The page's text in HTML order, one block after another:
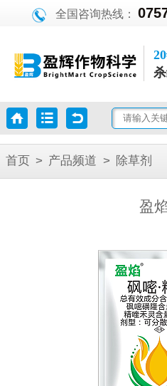
全国咨询热线：
首页 > 产品频道 > 除草剂
盈